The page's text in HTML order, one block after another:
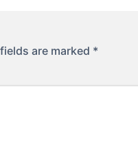
are marked *